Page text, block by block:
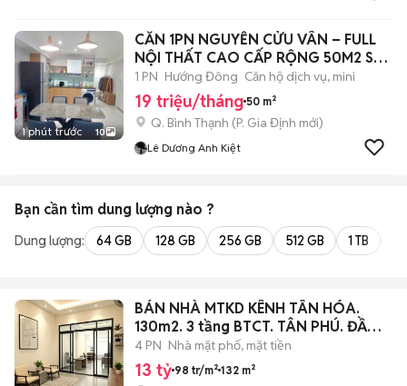
1 phút trước 10
CĂN 1PN NGUYỄN CỬU VÂN – FULL
NỘI THẤT CAO CẤP RỘNG 50M2 SÁT
QUẬN 1
1 PN Hướng Đông Căn hộ dịch vụ, mini
19 triệu/tháng 50 m²
Q. Bình Thạnh (P. Gia Định mới)
Lê Dương Anh Kiệt
Bạn cần tìm dung lượng nào ?
Dung lượng: 64 GB 128 GB 256 GB 512 GB 1 TB
BÁN NHÀ MTKD KÊNH TÂN HÓA.
130m2. 3 tầng BTCT. TÂN PHÚ. ĐẦM
SEN
4 PN Nhà mặt phố, mặt tiền
13 tỷ 98 tr/m² 132 m²